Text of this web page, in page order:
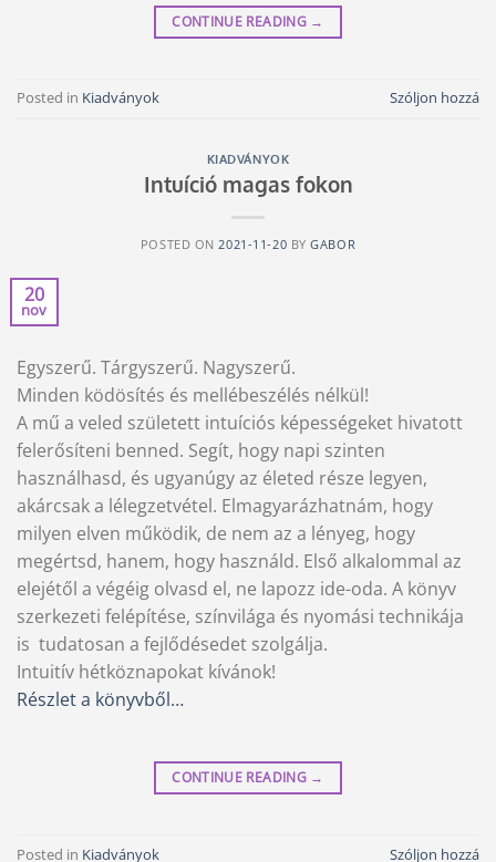
CONTINUE READING →
Posted in Kiadványok Szóljon hozzá
KIADVÁNYOK
Intuíció magas fokon
POSTED ON 2021-11-20 BYGABOR
20
nov
Egyszerű. Tárgyszerű. Nagyszerű.
Minden ködösítés és mellébeszélés nélkül!
A mű a veled született intuíciós képességeket hivatott
felerősíteni benned. Segít, hogy napi szinten
használhasd, és ugyanúgy az életed része legyen,
akárcsak a lélegzetvétel. Elmagyarázhatnám, hogy
milyen elven működik, de nem az a lényeg, hogy
megértsd, hanem, hogy használd. Első alkalommal az
elejétől a végéig olvasd el, ne lapozz ide-oda. A könyv
szerkezeti felépítése, színvilága és nyomási technikája
is  tudatosan a fejlődésedet szolgálja.
Intuitív hétköznapokat kívánok!
Részlet a könyvből…
CONTINUE READING →
Posted in Kiadványok Szóljon hozzá